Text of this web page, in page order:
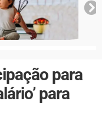
para
para